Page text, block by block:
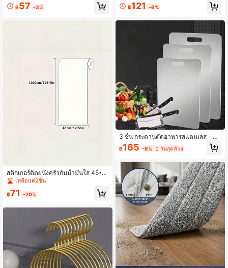
นอนและห้องนั่งเล่น
฿57 -3%
สติกเกอร์ติดผนังครัวกันน้ำมันใส 45*1
00 ซม. แบบกาวในตัว ทนความร้อน กั
ออกได้ ทำความสะอาดและถอดออกได้
อร์ทำอาหาร กระเบื้อง ตู้ครัว สำหรับกา
เหลือแค่2ชิ้น
฿71 -20%
การเดินทางแคมปิ้งกลางแจ้ง. ใช้สำหรั
ภาชนะใส่น้ำ, อ่างล้างผักและผลไม้, อุป
ะอ่างล้างพลาสติกหนา - อุปกรณ์จำเป็น
สำหรับการกลับไปโรงเรียน. ชุดอ่างพับไ
ด้, พับได้, ถัง, ล้าง, สิ่งจำเป็นสำหรับวิทย
าลัย, ของขวัญคริสต์มาส, สิ่งจำเป็นสำห
฿121 -6%
3 ชิ้น กระดานตัดอาหารสแตนเลส - พื้น
ผิวตัดทนทาน, แผ่นกันเคาน์เตอร์ป้องกั
นง่ายต่อการทำความสะอาดสำหรับใช้ใ
อาหารหนาขึ้น ของขวัญที่ยอดเยี่ยมสำ
หรับครอบครัว เพื่อน วันอีสเตอร์ วันแห่ง
ความรัก
฿165 -8% 2 วันสุดท้าย